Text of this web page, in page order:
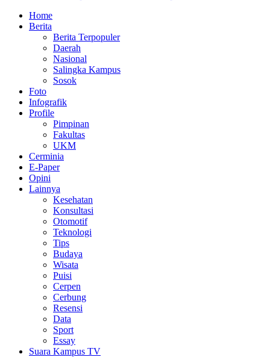
Home
Berita
Berita Terpopuler
Daerah
Nasional
Salingka Kampus
Sosok
Foto
Infografik
Profile
Pimpinan
Fakultas
UKM
Cerminia
E-Paper
Opini
Lainnya
Kesehatan
Konsultasi
Otomotif
Teknologi
Tips
Budaya
Wisata
Puisi
Cerpen
Cerbung
Resensi
Data
Sport
Essay
Suara Kampus TV